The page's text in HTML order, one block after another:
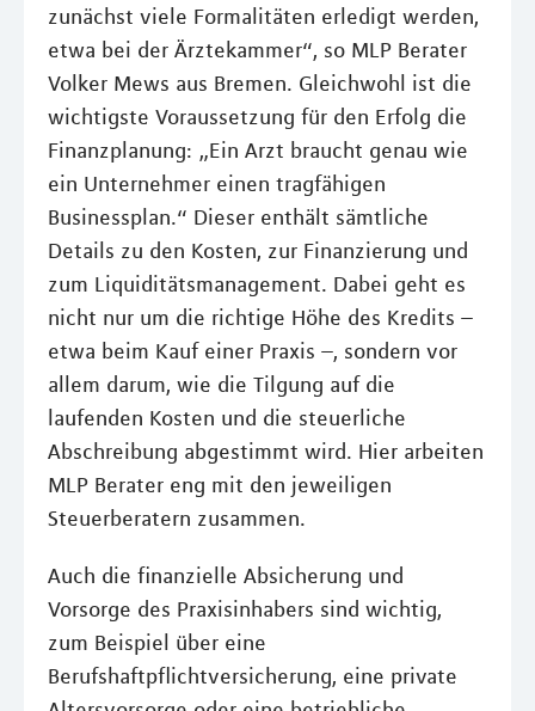
zunächst viele Formalitäten erledigt werden,
etwa bei der Ärztekammer“, so MLP Berater
Volker Mews aus Bremen. Gleichwohl ist die
wichtigste Voraussetzung für den Erfolg die
Finanzplanung: „Ein Arzt braucht genau wie
ein Unternehmer einen tragfähigen
Businessplan.“ Dieser enthält sämtliche
Details zu den Kosten, zur Finanzierung und
zum Liquiditätsmanagement. Dabei geht es
nicht nur um die richtige Höhe des Kredits –
etwa beim Kauf einer Praxis –, sondern vor
allem darum, wie die Tilgung auf die
laufenden Kosten und die steuerliche
Abschreibung abgestimmt wird. Hier arbeiten
MLP Berater eng mit den jeweiligen
Steuerberatern zusammen.
Auch die finanzielle Absicherung und
Vorsorge des Praxisinhabers sind wichtig,
zum Beispiel über eine
Berufshaftpflichtversicherung, eine private